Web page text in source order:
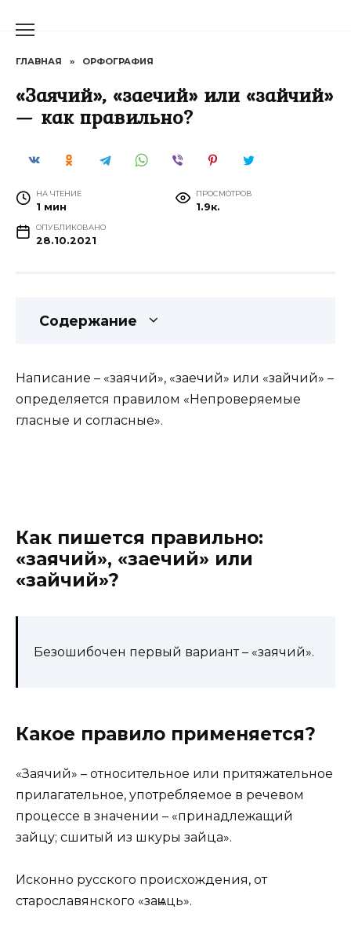
ГЛАВНАЯ » ОРФОГРАФИЯ
«Заячий», «заечий» или «зайчий»
— как правильно?
НА ЧТЕНИЕ
1 мин
ПРОСМОТРОВ
1.9к.
ОПУБЛИКОВАНО
28.10.2021
Содержание
Написание – «заячий», «заечий» или «зайчий» –
определяется правилом «Непроверяемые
гласные и согласные».
Как пишется правильно:
«заячий», «заечий» или
«зайчий»?
Безошибочен первый вариант – «заячий».
Какое правило применяется?
«Заячий» – относительное или притяжательное
прилагательное, употребляемое в речевом
процессе в значении – «принадлежащий
зайцу; сшитый из шкуры зайца».
Исконно русского происхождения, от
старославянского «заѩць».